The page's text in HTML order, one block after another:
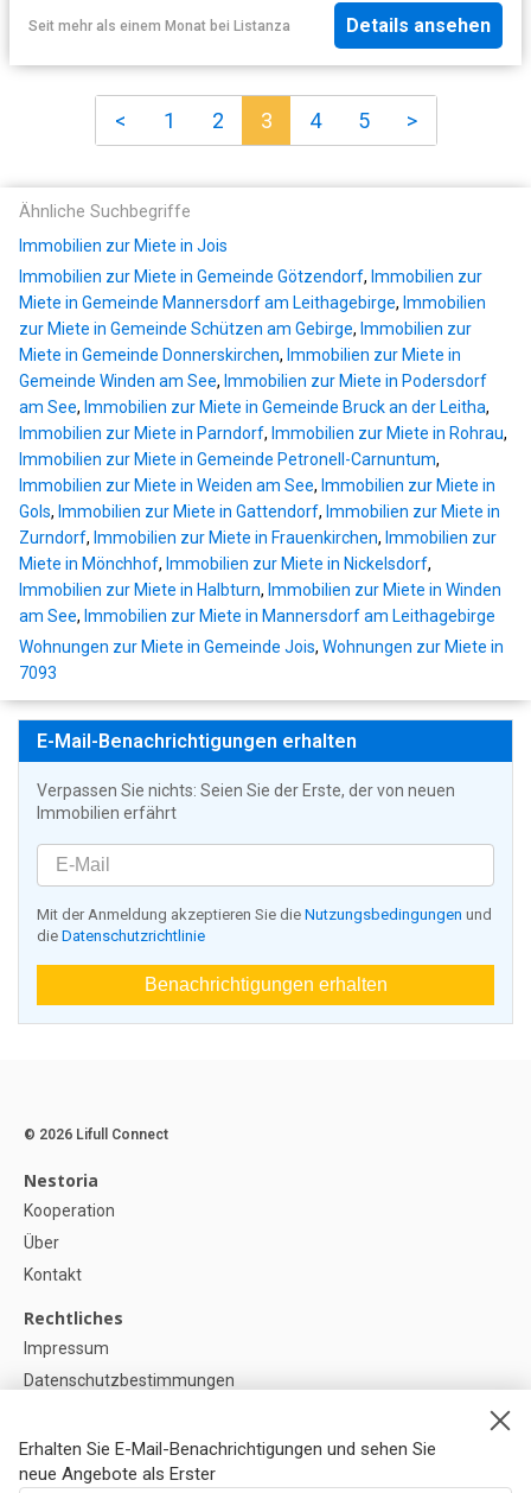
Seit mehr als einem Monat bei Listanza Details ansehen
< 1 2 3 4 5 >
Ähnliche Suchbegriffe
Immobilien zur Miete in Jois
Immobilien zur Miete in Gemeinde Götzendorf, Immobilien zur
Miete in Gemeinde Mannersdorf am Leithagebirge, Immobilien
zur Miete in Gemeinde Schützen am Gebirge, Immobilien zur
Miete in Gemeinde Donnerskirchen, Immobilien zur Miete in
Gemeinde Winden am See, Immobilien zur Miete in Podersdorf
am See, Immobilien zur Miete in Gemeinde Bruck an der Leitha,
Immobilien zur Miete in Parndorf, Immobilien zur Miete in Rohrau,
Immobilien zur Miete in Gemeinde Petronell-Carnuntum,
Immobilien zur Miete in Weiden am See, Immobilien zur Miete in
Gols, Immobilien zur Miete in Gattendorf, Immobilien zur Miete in
Zurndorf, Immobilien zur Miete in Frauenkirchen, Immobilien zur
Miete in Mönchhof, Immobilien zur Miete in Nickelsdorf,
Immobilien zur Miete in Halbturn, Immobilien zur Miete in Winden
am See, Immobilien zur Miete in Mannersdorf am Leithagebirge
Wohnungen zur Miete in Gemeinde Jois, Wohnungen zur Miete in
7093
E-Mail-Benachrichtigungen erhalten
Verpassen Sie nichts: Seien Sie der Erste, der von neuen
Immobilien erfährt
Mit der Anmeldung akzeptieren Sie die Nutzungsbedingungen und
die Datenschutzrichtlinie
Benachrichtigungen erhalten
Erhalten Sie E-Mail-Benachrichtigungen und sehen Sie
neue Angebote als Erster
© 2026 Lifull Connect
Nestoria
Kooperation
Über
Kontakt
Rechtliches
Impressum
Datenschutzbestimmungen
Cookie-Einstellunge